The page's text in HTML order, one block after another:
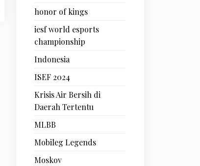
honor of kings
iesf world esports
championship
Indonesia
ISEF 2024
Krisis Air Bersih di
Daerah Tertentu
MLBB
Mobileg Legends
Moskov